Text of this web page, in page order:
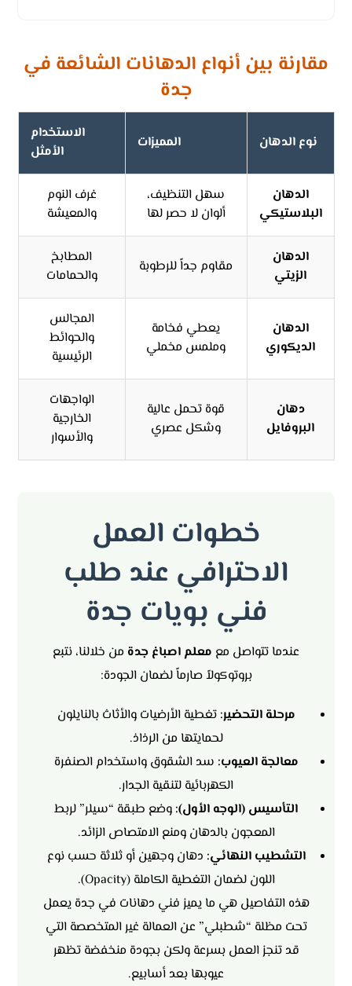
مقارنة بين أنواع الدهانات الشائعة في
جدة
نوع الدهان المميزات
الاستخدام
الأمثل
الدهان
البلاستيكي
سهل التنظيف،
ألوان لا حصر لها
غرف النوم
والمعيشة
الدهان
الزيتي
مقاوم جداً للرطوبة
المطابخ
والحمامات
الدهان
الديكوري
يعطي فخامة
وملمس مخملي
المجالس
والحوائط
الرئيسية
دهان
البروفايل
قوة تحمل عالية
وشكل عصري
الواجهات
الخارجية
والأسوار
خطوات العمل
الاحترافي عند طلب
فني بويات جدة
عندما تتواصل مع معلم اصباغ جدة من خلالنا، نتبع
بروتوكولاً صارماً لضمان الجودة:
مرحلة التحضير: تغطية الأرضيات والأثاث بالنايلون
لحمايتها من الرذاذ.
معالجة العيوب: سد الشقوق واستخدام الصنفرة
الكهربائية لتنقية الجدار.
التأسيس (الوجه الأول): وضع طبقة “سيلر” لربط
المعجون بالدهان ومنع الامتصاص الزائد.
التشطيب النهائي: دهان وجهين أو ثلاثة حسب نوع
اللون لضمان التغطية الكاملة (Opacity).
هذه التفاصيل هي ما يميز فني دهانات في جدة يعمل
تحت مظلة “شطبلي” عن العمالة غير المتخصصة التي
قد تنجز العمل بسرعة ولكن بجودة منخفضة تظهر
عيوبها بعد أسابيع.